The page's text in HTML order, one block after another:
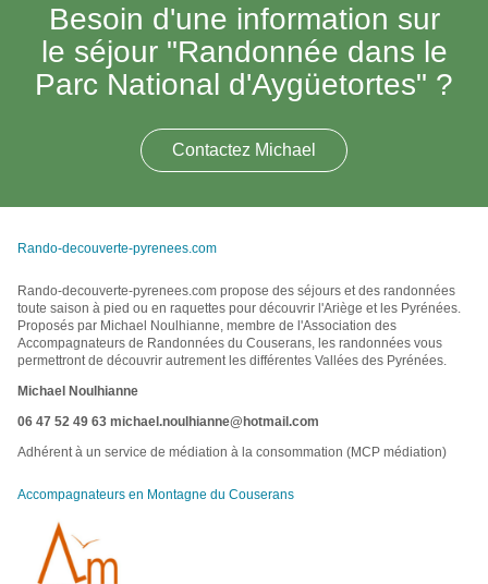
Besoin d'une information sur
le séjour "Randonnée dans le
Parc National d'Aygüetortes" ?
Contactez Michael
Rando-decouverte-pyrenees.com
Rando-decouverte-pyrenees.com propose des séjours et des randonnées
toute saison à pied ou en raquettes pour découvrir l'Ariège et les Pyrénées.
Proposés par Michael Noulhianne, membre de l'Association des
Accompagnateurs de Randonnées du Couserans, les randonnées vous
permettront de découvrir autrement les différentes Vallées des Pyrénées.
Michael Noulhianne
06 47 52 49 63 michael.noulhianne@hotmail.com
Adhérent à un service de médiation à la consommation (MCP médiation)
Accompagnateurs en Montagne du Couserans